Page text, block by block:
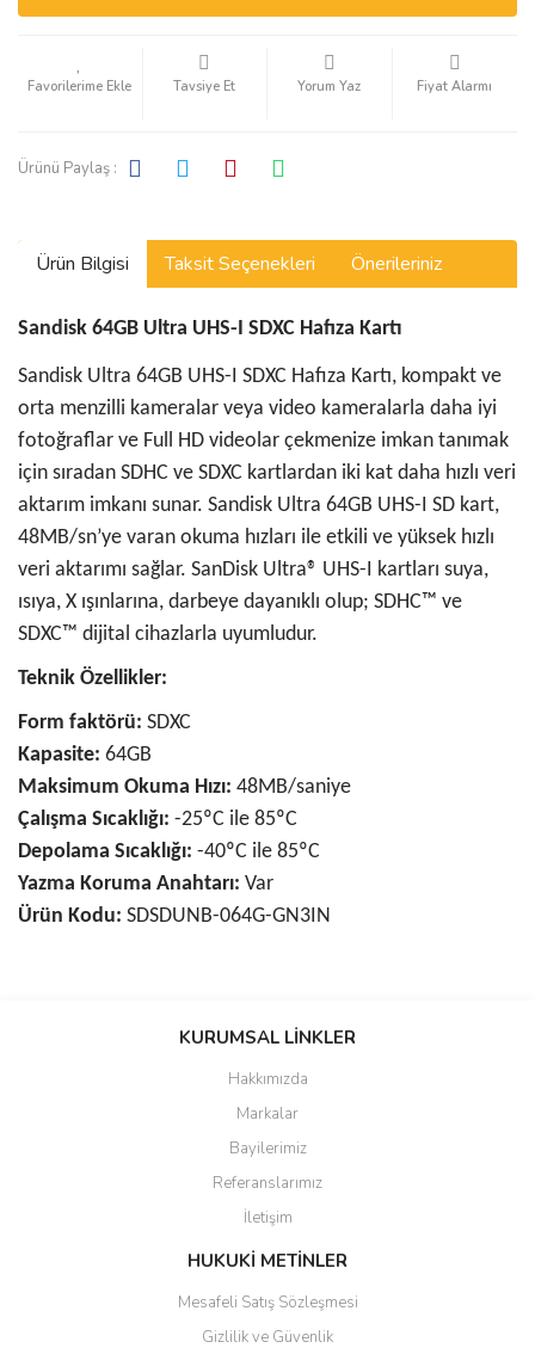
Tavsiye Et Yorum Yaz Fiyat Alarmı
Ürünü Paylaş :
Ürün Bilgisi Taksit Seçenekleri Önerileriniz
Sandisk 64GB Ultra UHS-I SDXC Hafıza Kartı
Sandisk Ultra 64GB UHS-I SDXC Hafıza Kartı, kompakt ve
orta menzilli kameralar veya video kameralarla daha iyi
fotoğraflar ve Full HD videolar çekmenize imkan tanımak
için sıradan SDHC ve SDXC kartlardan iki kat daha hızlı veri
aktarım imkanı sunar. Sandisk Ultra 64GB UHS-I SD kart,
48MB/sn’ye varan okuma hızları ile etkili ve yüksek hızlı
veri aktarımı sağlar. SanDisk Ultra® UHS-I kartları suya,
ısıya, X ışınlarına, darbeye dayanıklı olup; SDHC™ ve
SDXC™ dijital cihazlarla uyumludur.
Teknik Özellikler:
Form faktörü: SDXC
Kapasite: 64GB
Maksimum Okuma Hızı: 48MB/saniye
Çalışma Sıcaklığı: -25ºC ile 85ºC
Depolama Sıcaklığı: -40ºC ile 85ºC
Yazma Koruma Anahtarı: Var
Ürün Kodu: SDSDUNB-064G-GN3IN
tarafımıza iletebilirsiniz.
Ürün resmi kalitesiz, bozuk veya görüntülenemiyor.
Ürün açıklamasında eksik bilgiler bulunuyor.
Ürün bilgilerinde hatalar bulunuyor.
Ürün fiyatı diğer sitelerden daha pahalı.
Bu ürüne benzer farklı alternatifler olmalı.
KURUMSAL LİNKLER
Hakkımızda
Markalar
Bayilerimiz
Referanslarımız
İletişim
HUKUKİ METİNLER
Mesafeli Satış Sözleşmesi
Gizlilik ve Güvenlik